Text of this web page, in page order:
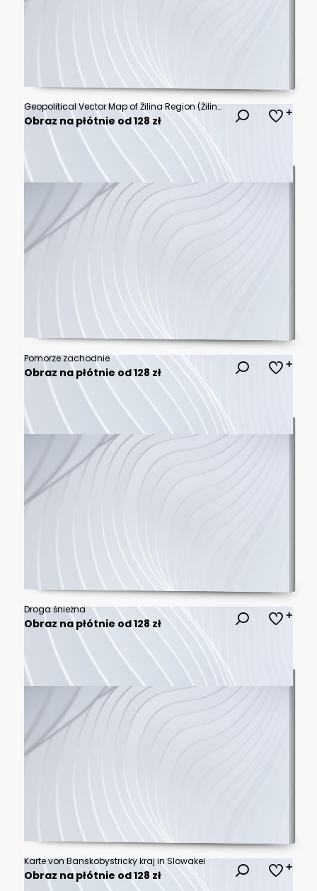
Geopolitical Vector Map of Žilina Region (Žilinský Kraj) with Municipalities (Obcí), and Districts (Okres) Administrative Subdivisions as of 2025 - Slovakia (Slovensko)
Obraz na płótnie od 128 zł
Pomorze zachodnie
Obraz na płótnie od 128 zł
Droga śnieżna
Obraz na płótnie od 128 zł
Karte von Banskobystricky kraj in Slowakei
Obraz na płótnie od 128 zł